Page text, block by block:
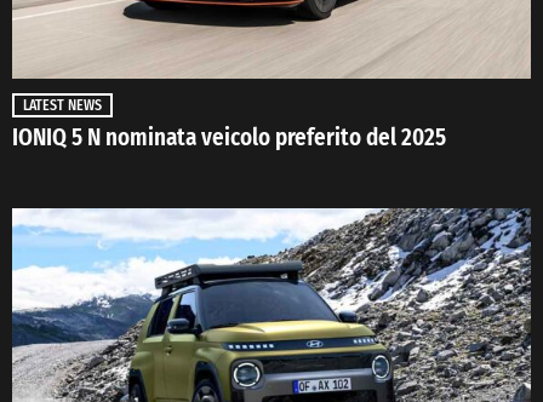
LATEST NEWS
IONIQ 5 N nominata veicolo preferito del 2025